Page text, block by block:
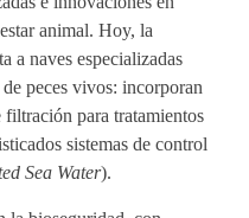
animal. Hoy, la
a naves especializadas
peces vivos: incorporan
filtración para tratamientos
sistemas de control
Sea Water).